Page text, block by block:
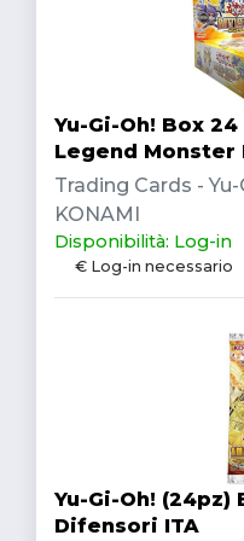
Yu-Gi-Oh! Box
Legend Monster
Trading Cards -
KONAMI
Disponibilità: Log-in
€ Log-in necessario
Yu-Gi-Oh!
Difensori ITA